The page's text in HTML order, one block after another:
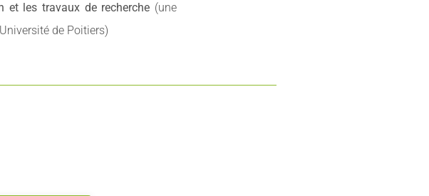
et les travaux de recherche (une
de Poitiers)